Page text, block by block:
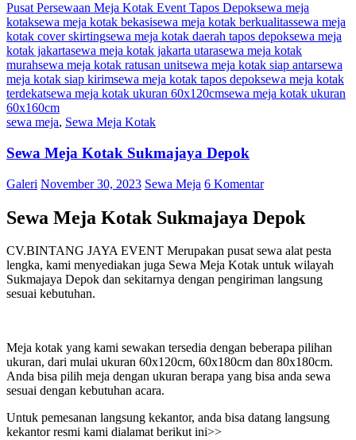
Pusat Persewaan Meja Kotak Event Tapos Depoksewa meja
kotaksewa meja kotak bekasisewa meja kotak berkualitassewa meja
kotak cover skirtingsewa meja kotak daerah tapos depoksewa meja
kotak jakartasewa meja kotak jakarta utarasewa meja kotak
murahsewa meja kotak ratusan unitsewa meja kotak siap antarsewa
meja kotak siap kirimsewa meja kotak tapos depoksewa meja kotak
terdekatsewa meja kotak ukuran 60x120cmsewa meja kotak ukuran
60x160cm
sewa meja, Sewa Meja Kotak
Sewa Meja Kotak Sukmajaya Depok
Galeri November 30, 2023 Sewa Meja 6 Komentar
Sewa Meja Kotak Sukmajaya Depok
CV.BINTANG JAYA EVENT Merupakan pusat sewa alat pesta
lengka, kami menyediakan juga Sewa Meja Kotak untuk wilayah
Sukmajaya Depok dan sekitarnya dengan pengiriman langsung
sesuai kebutuhan.
Meja kotak yang kami sewakan tersedia dengan beberapa pilihan
ukuran, dari mulai ukuran 60x120cm, 60x180cm dan 80x180cm.
Anda bisa pilih meja dengan ukuran berapa yang bisa anda sewa
sesuai dengan kebutuhan acara.
Untuk pemesanan langsung kekantor, anda bisa datang langsung
kekantor resmi kami dialamat berikut ini>>